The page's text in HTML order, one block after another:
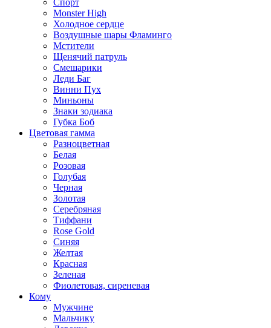
Monster High
Холодное сердце
Воздушные шары Фламинго
Мстители
Щенячий патруль
Смешарики
Леди Баг
Винни Пух
Миньоны
Знаки зодиака
Губка Боб
Цветовая гамма
Разноцветная
Белая
Розовая
Голубая
Черная
Золотая
Серебряная
Тиффани
Rose Gold
Синяя
Желтая
Красная
Зеленая
Фиолетовая, сиреневая
Кому
Мужчине
Мальчику